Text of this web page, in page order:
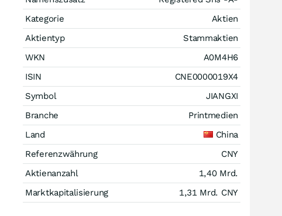
Kategorie
Aktien
Aktientyp
Stammaktien
WKN
A0M4H6
ISIN
CNE0000019X4
Symbol
JIANGXI
Branche
Printmedien
Land
China
Referenzwährung
CNY
Aktienanzahl
1,40 Mrd.
Marktkapitalisierung
1,31 Mrd. CNY